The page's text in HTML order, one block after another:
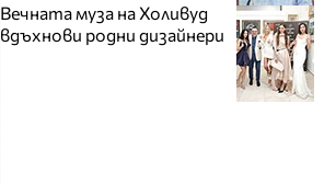
Вечната муза на Холивуд
вдъхнови родни дизайнери